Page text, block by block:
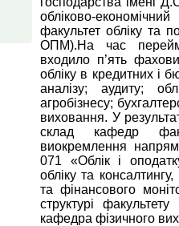
обліково-
факультет обліку та
ОПМ).На час
входило п’ять
обліку в кредитних і
аналізу; аудиту;
агробізнесу;
виховання. У
склад кафедр
виокремлення
071 «Облік і
обліку та
та фінансового
структурі
кафедра фізичного